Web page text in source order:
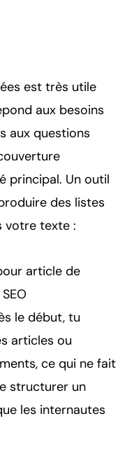
est très utile
aux besoins
aux questions
principal. Un outil
des listes
votre texte :
le début, tu
articles ou
ce qui ne fait
structurer un
les internautes